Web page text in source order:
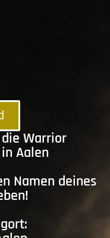
Warrior
Aalen
Namen deines